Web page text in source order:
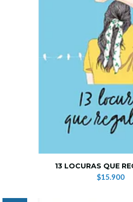
13 LOCURAS QUE
$15.900